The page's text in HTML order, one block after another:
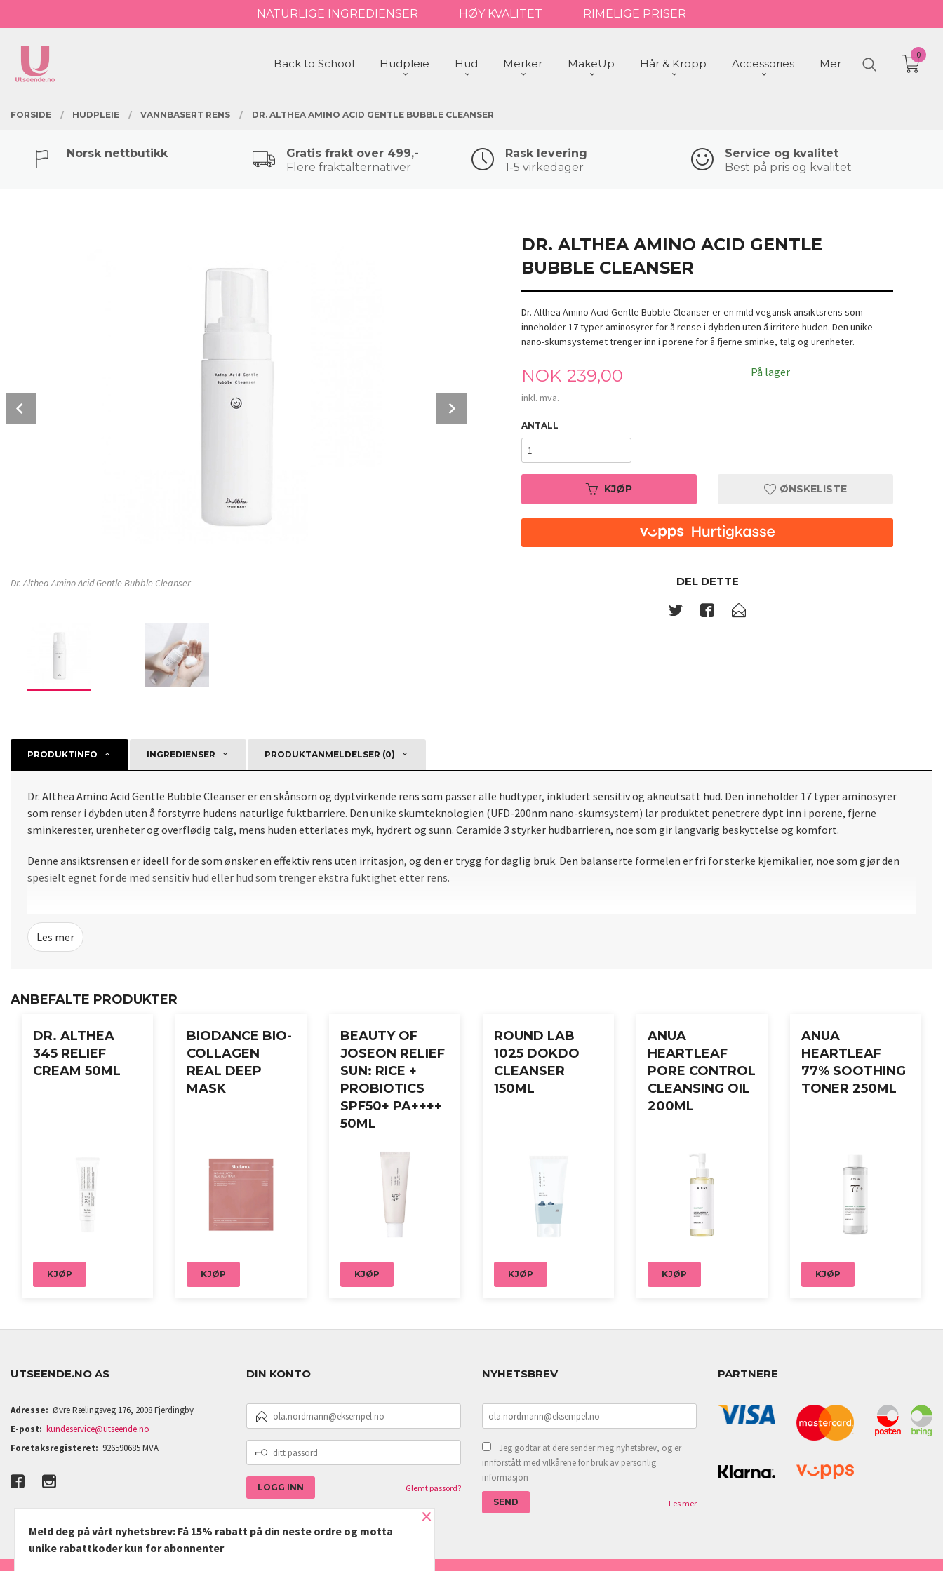
til
NATURLIGE INGREDIENSER HØY KVALITET RIMELIGE PRISER
PRODUKTER
Back to School Hudpleie Hud Merker MakeUp Hår & Kropp Accessories Mer
0
FORSIDE HUDPLEIE VANNBASERT RENS DR. ALTHEA AMINO ACID GENTLE BUBBLE CLEANSER
Norsk nettbutikk
Gratis frakt over 499,-
Flere fraktalternativer
Rask levering
1-5 virkedager
Service og kvalitet
Best på pris og kvalitet
Dr. Althea Amino Acid Gentle Bubble Cleanser Dr. Althea Amino Acid Gentle Bubble Cleanser
DR. ALTHEA AMINO ACID GENTLE
BUBBLE CLEANSER
Dr. Althea Amino Acid Gentle Bubble Cleanser er en mild vegansk ansiktsrens som
inneholder 17 typer aminosyrer for å rense i dybden uten å irritere huden. Den unike
nano-skumsystemet trenger inn i porene for å fjerne sminke, talg og urenheter.
Pris
NOK 239,00
inkl. mva.
På lager
ANTALL
KJØP ØNSKELISTE
DEL DETTE
PRODUKTINFO INGREDIENSER PRODUKTANMELDELSER (0)
Dr. Althea Amino Acid Gentle Bubble Cleanser er en skånsom og dyptvirkende rens som passer alle hudtyper, inkludert sensitiv og akneutsatt hud. Den inneholder 17 typer aminosyrer
som renser i dybden uten å forstyrre hudens naturlige fuktbarriere. Den unike skumteknologien (UFD-200nm nano-skumsystem) lar produktet penetrere dypt inn i porene, fjerne
sminkerester, urenheter og overflødig talg, mens huden etterlates myk, hydrert og sunn. Ceramide 3 styrker hudbarrieren, noe som gir langvarig beskyttelse og komfort.
Denne ansiktsrensen er ideell for de som ønsker en effektiv rens uten irritasjon, og den er trygg for daglig bruk. Den balanserte formelen er fri for sterke kjemikalier, noe som gjør den
spesielt egnet for de med sensitiv hud eller hud som trenger ekstra fuktighet etter rens.
Bruksanvisning
Skyll grundig med lunkent vann.
Les mer
ANBEFALTE PRODUKTER
DR. ALTHEA
345 RELIEF
CREAM 50ML
KJØP
BIODANCE BIO-
COLLAGEN
REAL DEEP
MASK
KJØP
BEAUTY OF
JOSEON RELIEF
SUN: RICE +
PROBIOTICS
SPF50+ PA++++
50ML
KJØP
ROUND LAB
1025 DOKDO
CLEANSER
150ML
KJØP
ANUA
HEARTLEAF
PORE CONTROL
CLEANSING OIL
200ML
KJØP
ANUA
HEARTLEAF
77% SOOTHING
TONER 250ML
KJØP
UTSEENDE.NO AS
Adresse: Øvre Rælingsveg 176, 2008 Fjerdingby
E-post: kundeservice@utseende.no
Foretaksregisteret: 926590685 MVA
DIN KONTO
POSTADRESSE
PASSORD
Glemt passord?
NYHETSBREV
Jeg godtar at dere sender meg nyhetsbrev, og er
innforstått med vilkårene for bruk av personlig
informasjon
Les mer
PARTNERE
×
Meld deg på vårt nyhetsbrev: Få 15% rabatt på din neste ordre og motta
unike rabattkoder kun for abonnenter